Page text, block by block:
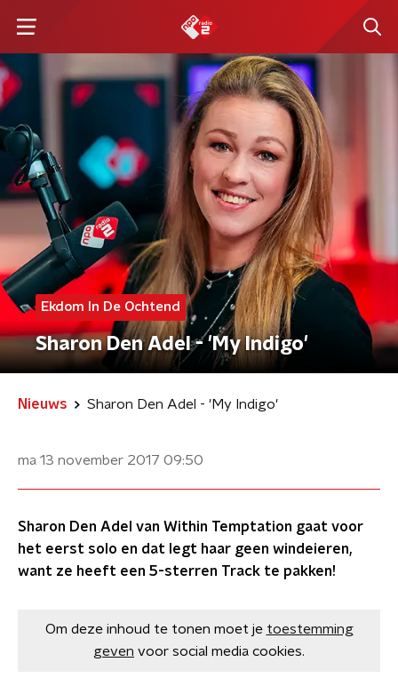
Ekdom In De Ochtend
Sharon Den Adel - 'My Indigo'
Nieuws Sharon Den Adel - 'My Indigo'
ma 13 november 2017 09:50
Sharon Den Adel van Within Temptation gaat voor
het eerst solo en dat legt haar geen windeieren,
want ze heeft een 5-sterren Track te pakken!
Om deze inhoud te tonen moet je toestemming
geven voor social media cookies.